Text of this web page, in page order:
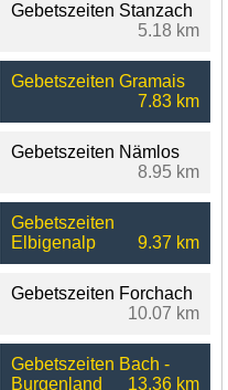
Gebetszeiten Stanzach
5.18 km
Gebetszeiten Gramais
7.83 km
Gebetszeiten Nämlos
8.95 km
Gebetszeiten
Elbigenalp
9.37 km
Gebetszeiten Forchach
10.07 km
Gebetszeiten Bach -
Burgenland
13.36 km